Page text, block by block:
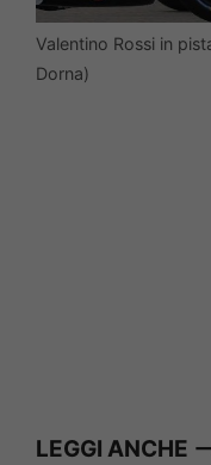
Valentino Rossi in
Dorna)
LEGGI ANCHE